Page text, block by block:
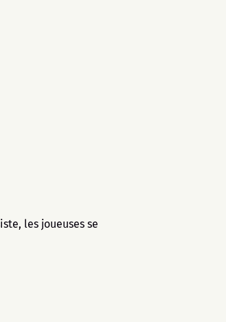
les joueuses se